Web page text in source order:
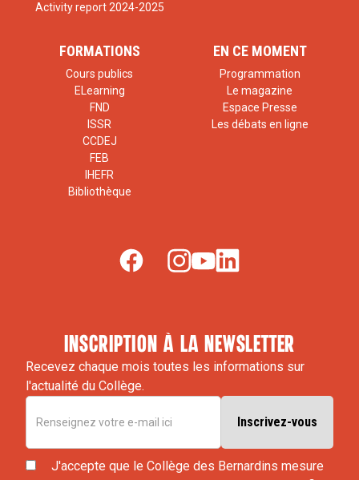
Activity report 2024-2025
FORMATIONS
Cours publics
ELearning
FND
ISSR
CCDEJ
FEB
IHEFR
Bibliothèque
EN CE MOMENT
Programmation
Le magazine
Espace Presse
Les débats en ligne
inscription à la newsletter
Recevez chaque mois toutes les informations sur
l'actualité du Collège.
J'accepte que le Collège des Bernardins mesure